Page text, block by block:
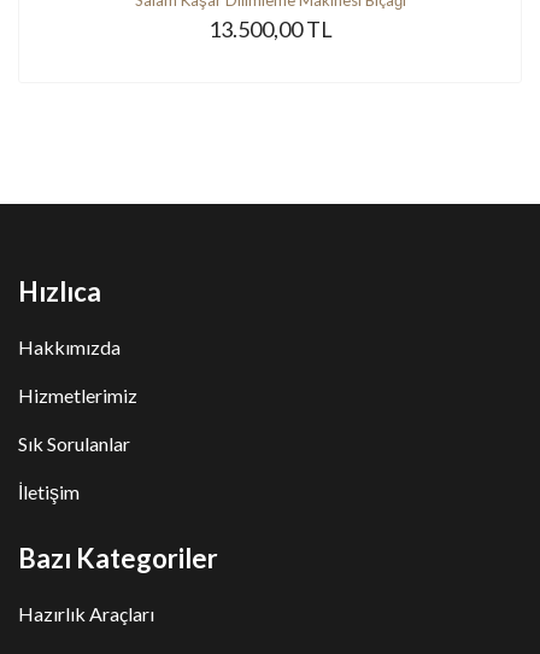
13.500,00 TL
Hızlıca
Hakkımızda
Hizmetlerimiz
Sık Sorulanlar
İletişim
Bazı Kategoriler
Hazırlık Araçları